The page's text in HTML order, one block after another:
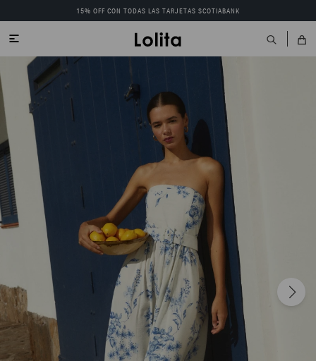
15% OFF CON TODAS LAS TARJETAS SCOTIABANK
